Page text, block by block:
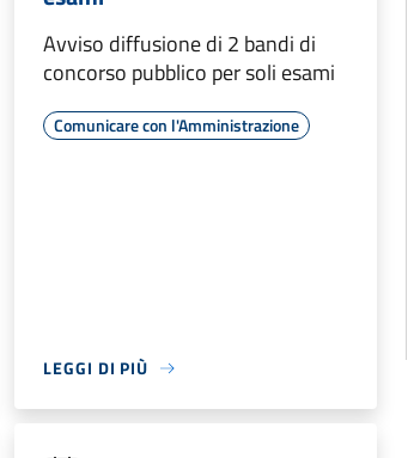
Avviso diffusione di 2 bandi di
concorso pubblico per soli esami
Comunicare con l'Amministrazione
LEGGI DI PIÙ